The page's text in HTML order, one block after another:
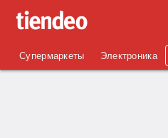
Супермаркеты Электроника